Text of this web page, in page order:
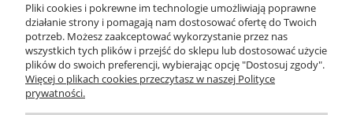
Naszyjnik Rumina w Kolorze Srebrno-Złotym
Pliki cookies i pokrewne im technologie umożliwiają poprawne
działanie strony i pomagają nam dostosować ofertę do Twoich
potrzeb. Możesz zaakceptować wykorzystanie przez nas
wszystkich tych plików i przejść do sklepu lub dostosować użycie
plików do swoich preferencji, wybierając opcję "Dostosuj zgody".
Więcej o plikach cookies przeczytasz w naszej Polityce
prywatności.